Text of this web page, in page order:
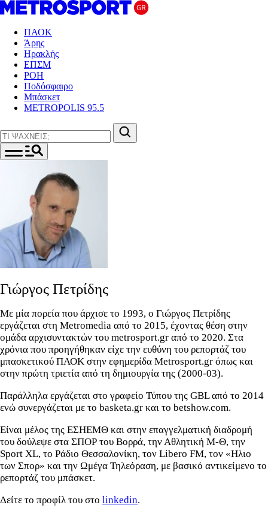
ΠΑΟΚ
Άρης
Ηρακλής
ΕΠΣΜ
ΡΟΗ
Ποδόσφαιρο
Μπάσκετ
METROPOLIS 95.5
Γιώργος Πετρίδης
Με μία πορεία που άρχισε το 1993, ο Γιώργος Πετρίδης
εργάζεται στη Metromedia από το 2015, έχοντας θέση στην
ομάδα αρχισυντακτών του metrosport.gr από το 2020. Στα
χρόνια που προηγήθηκαν είχε την ευθύνη του ρεπορτάζ του
μπασκετικού ΠΑΟΚ στην εφημερίδα Metrosport.gr όπως και
στην πρώτη τριετία από τη δημιουργία της (2000-03).
Παράλληλα εργάζεται στο γραφείο Τύπου της GBL από το 2014
ενώ συνεργάζεται με το basketa.gr και το betshow.com.
Είναι μέλος της ΕΣΗΕΜΘ και στην επαγγελματική διαδρομή
του δούλεψε στα ΣΠΟΡ του Βορρά, την Αθλητική Μ-Θ, την
Sport XL, το Ράδιο Θεσσαλονίκη, τον Libero FM, τον «Ηλιο
των Σπορ» και την Ωμέγα Τηλεόραση, με βασικό αντικείμενο το
ρεπορτάζ του μπάσκετ.
Δείτε το προφίλ του στο linkedin.